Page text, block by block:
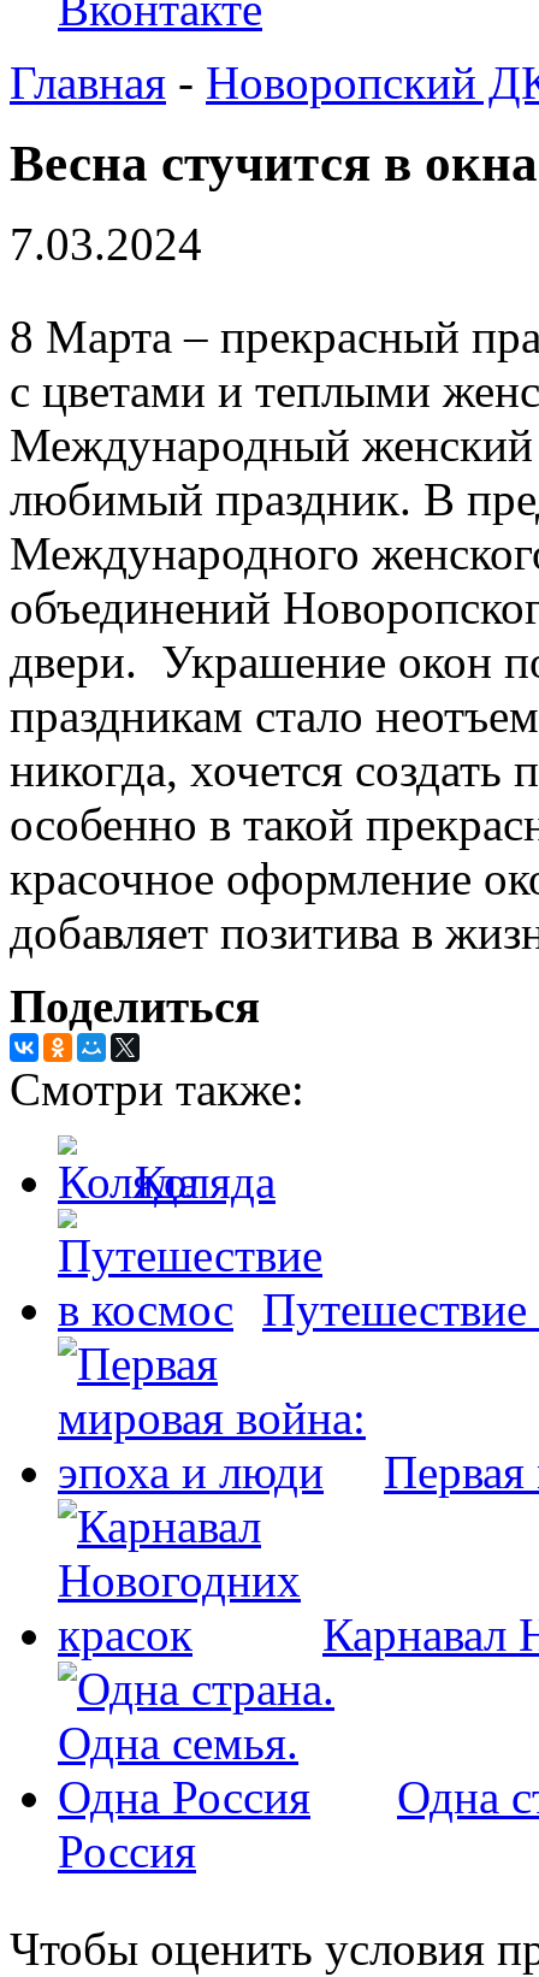
Главная - Новоропский
Весна стучится в
7.03.2024
8 Марта – прекрасный
с цветами и теплыми
Международный
любимый праздник. В
Международного
объединений
двери. Украшение окон
праздникам стало
никогда, хочется создать
особенно в такой
красочное оформление
добавляет позитива в
Поделиться
Смотри также:
Коляда
Путешествие
Карнавал
Одна
Россия
Чтобы оценить условия